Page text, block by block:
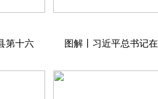
第十六 图解丨习近平总书记